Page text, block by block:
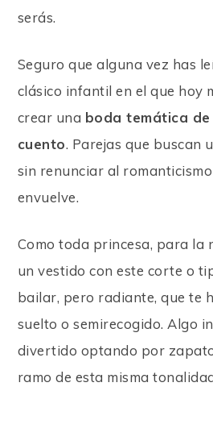
serás.
Seguro que alguna vez has
clásico infantil en el que hoy
crear una boda temática
cuento. Parejas que buscan
sin renunciar al
envuelve.
Como toda princesa, para la
un vestido con este corte o
bailar, pero radiante, que te
suelto o semirecogido. Algo
divertido optando por
ramo de esta misma